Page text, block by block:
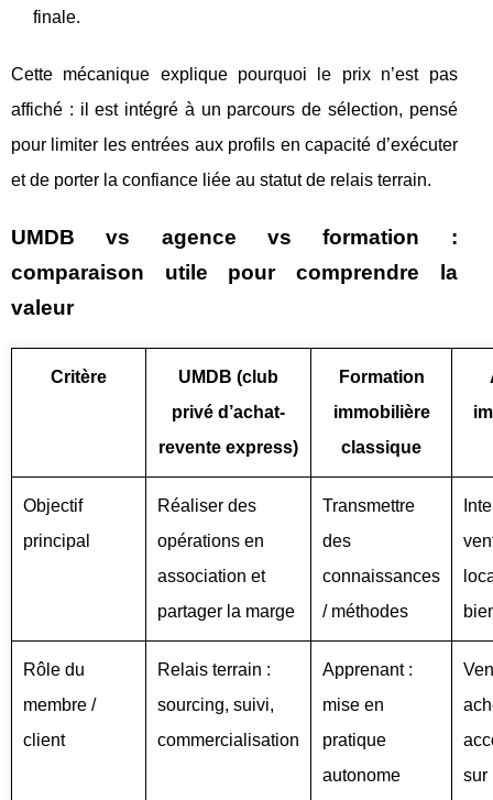
finale.
Cette mécanique explique pourquoi le prix n’est pas
affiché : il est intégré à un parcours de sélection, pensé
pour limiter les entrées aux profils en capacité d’exécuter
et de porter la confiance liée au statut de relais terrain.
UMDB vs agence vs formation :
comparaison utile pour comprendre la
valeur
Critère
UMDB (club
privé d’achat-
revente express)
Formation
immobilière
classique
Objectif
principal
Réaliser des
opérations en
association et
partager la marge
Transmettre
des
connaissances
/ méthodes
Rôle du
membre /
client
Relais terrain :
sourcing, suivi,
commercialisation
Apprenant :
mise en
pratique
autonome
sur